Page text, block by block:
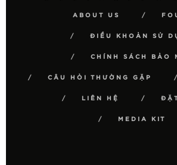
ABOUT US
ĐIỀU KHOẢN SỬ
CHÍNH SÁCH BẢO
CÂU HỎI THƯỜNG GẶP
LIÊN HỆ
MEDIA KIT